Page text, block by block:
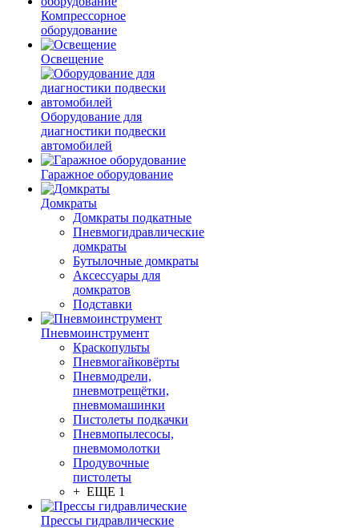
Компрессорное
оборудование
Освещение
Оборудование для
диагностики подвески
автомобилей
Гаражное оборудование
Домкраты
Домкраты подкатные
Пневмогидравлические
домкраты
Бутылочные домкраты
Аксессуары для
домкратов
Подставки
Пневмоинструмент
Краскопульты
Пневмогайковёрты
Пневмодрели,
пневмотрещётки,
пневмомашинки
Пистолеты подкачки
Пневмопылесосы,
пневмомолотки
Продувочные
пистолеты
+ ЕЩЕ 1
Прессы гидравлические